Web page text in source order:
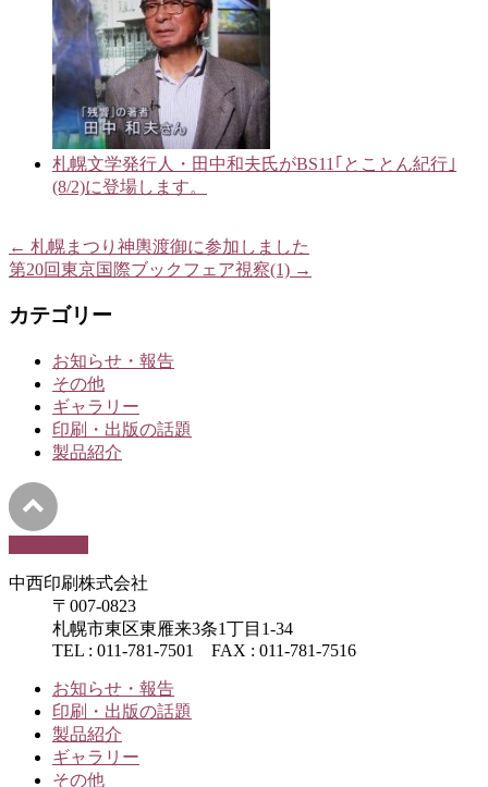
札幌文学発行人・田中和夫氏がBS11｢とことん紀行｣
(8/2)に登場します。
← 札幌まつり神輿渡御に参加しました
第20回東京国際ブックフェア視察(1) →
カテゴリー
お知らせ・報告
その他
ギャラリー
印刷・出版の話題
製品紹介
中西印刷株式会社
〒007-0823
札幌市東区東雁来3条1丁目1-34
TEL : 011-781-7501 FAX : 011-781-7516
お知らせ・報告
印刷・出版の話題
製品紹介
ギャラリー
その他